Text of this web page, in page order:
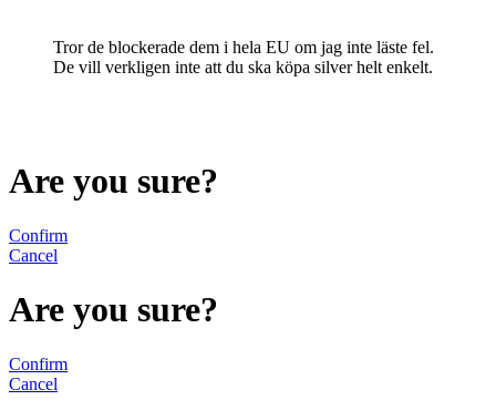
Tror de blockerade dem i hela EU om jag inte läste fel.
De vill verkligen inte att du ska köpa silver helt enkelt.
Are you sure?
Confirm
Cancel
Are you sure?
Confirm
Cancel